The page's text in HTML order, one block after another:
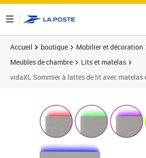
Accueil boutique
Mobilier et décoration
Meubles de chambre
Lits et matelas
vidaXL Sommier à lattes de lit avec matelas